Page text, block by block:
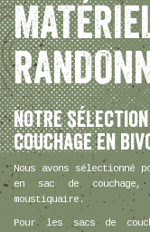
Notre sélection
couchage en
Nous avons sélectionné
en sac de
moustiquaire.
Pour les sacs de